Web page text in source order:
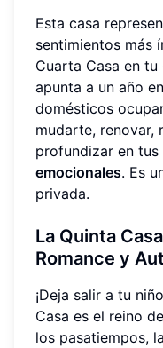
Esta casa
sentimientos más
Cuarta Casa en
apunta a un año
domésticos
mudarte, renovar,
profundizar en
emocionales. Es
privada.
La Quinta
Romance y
¡Deja salir a tu
Casa es el reino
los pasatiempos,